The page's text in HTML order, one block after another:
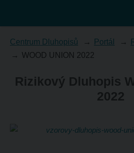
Centrum Dluhopisů Portál
WOOD UNION 2022
Rizikový Dluhopis
2022